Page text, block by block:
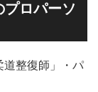
プロパーソ
道整復師」・パ